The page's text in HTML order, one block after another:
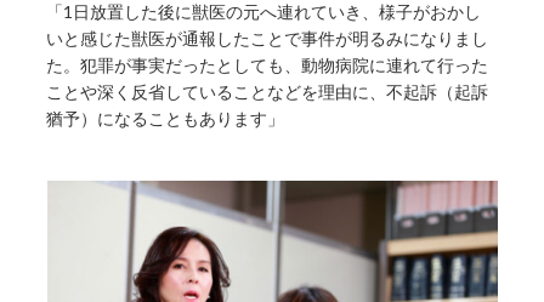
「1日放置した後に獣医の元へ連れていき、様子がおかし
いと感じた獣医が通報したことで事件が明るみになりまし
た。犯罪が事実だったとしても、動物病院に連れて行った
ことや深く反省していることなどを理由に、不起訴（起訴
猶予）になることもあります」